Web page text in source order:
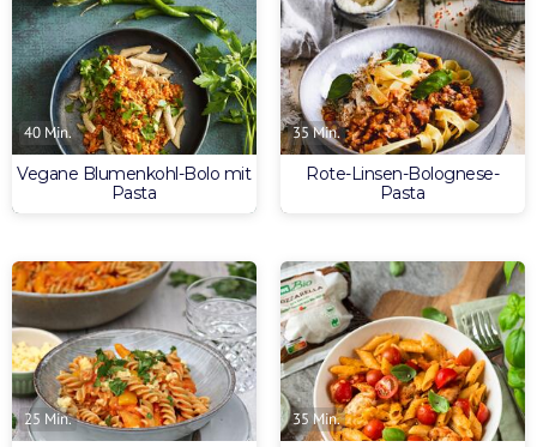
40 Min.
Vegane Blumenkohl-Bolo mit
Pasta
35 Min.
Rote-Linsen-Bolognese-
Pasta
25 Min. 35 Min.